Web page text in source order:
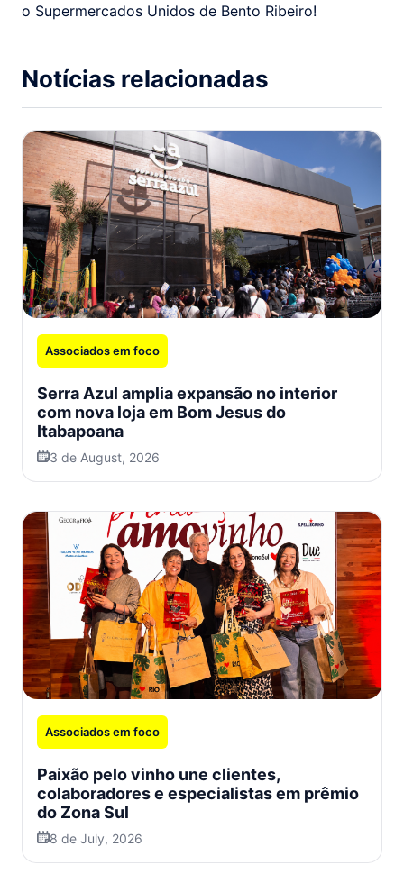
o Supermercados Unidos de Bento Ribeiro!
Notícias relacionadas
Associados em foco
Serra Azul amplia expansão no interior
com nova loja em Bom Jesus do
Itabapoana
3 de August, 2026
Associados em foco
Paixão pelo vinho une clientes,
colaboradores e especialistas em prêmio
do Zona Sul
8 de July, 2026